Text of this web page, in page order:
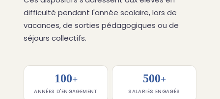
difficulté pendant l'année scolaire, lors de
vacances, de sorties pédagogiques ou de
séjours collectifs.
100+
ANNÉES D'ENGAGEMENT
500+
SALARIÉS ENGAGÉS